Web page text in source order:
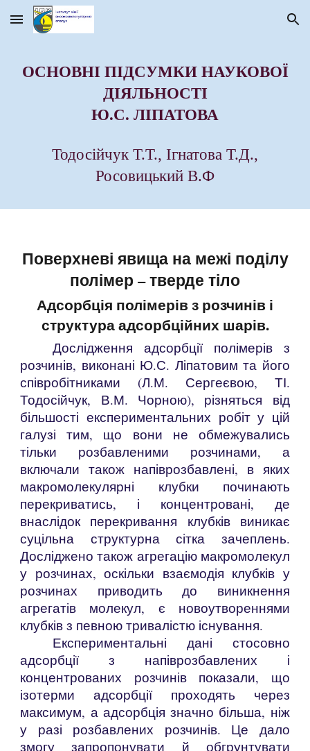
Skip to main content Skip to navigation
ОСНОВНІ ПІДСУМКИ НАУКОВОЇ
ДІЯЛЬНОСТІ
Ю.С. ЛІПАТОВА
Тодосійчук Т.Т., Ігнатова Т.Д.,
Росовицький В.Ф
Поверхневі явища на межі поділу
полімер – тверде тіло
Адсорбція полімерів з розчинів і
структура адсорбційних шарів.
Дослідження адсорбції полімерів з
розчинів, виконані Ю.С. Ліпатовим та його
співробітниками (Л.М. Сергеєвою, ТІ.
Тодосійчук, В.М. Чорною), різняться від
більшості експериментальних робіт у цій
галузі тим, що вони не обмежувались
тільки розбавленими розчинами, а
включали також напіврозбавлені, в яких
макромолекулярні клубки починають
перекриватись, і концентровані, де
внаслідок перекривання клубків виникає
суцільна структурна сітка зачеплень.
Досліджено також агрегацію макромолекул
у розчинах, оскільки взаємодія клубків у
розчинах приводить до виникнення
агрегатів молекул, є новоутвореннями
клубків з певною тривалістю існування.
Експериментальні дані стосовно
адсорбції з напіврозбавлених і
концентрованих розчинів показали, що
ізотерми адсорбції проходять через
максимум, а адсорбція значно більша, ніж
у разі розбавлених розчинів. Це дало
змогу запропонувати й обгрунтувати